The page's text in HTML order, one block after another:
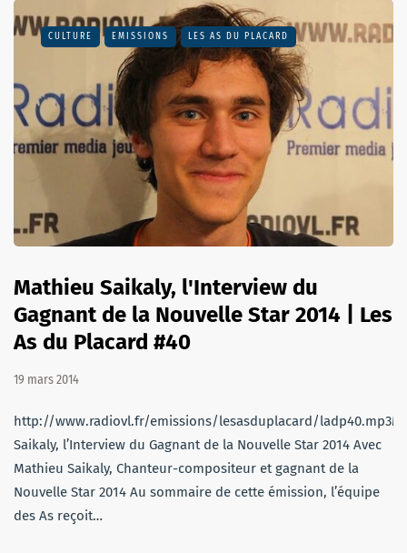
CULTURE EMISSIONS LES AS DU PLACARD
Mathieu Saikaly, l'Interview du
Gagnant de la Nouvelle Star 2014 | Les
As du Placard #40
19 mars 2014
http://www.radiovl.fr/emissions/lesasduplacard/
Saikaly, l’Interview du Gagnant de la Nouvelle Star 2014 Avec
Mathieu Saikaly, Chanteur-compositeur et gagnant de la
Nouvelle Star 2014 Au sommaire de cette émission, l’équipe
des As reçoit…